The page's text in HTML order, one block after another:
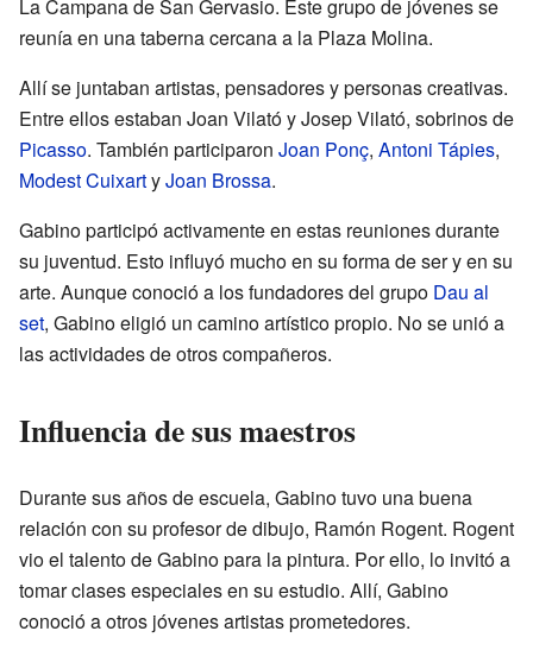
La Campana de San Gervasio. Este grupo de jóvenes se
reunía en una taberna cercana a la Plaza Molina.
Allí se juntaban artistas, pensadores y personas creativas.
Entre ellos estaban Joan Vilató y Josep Vilató, sobrinos de
Picasso. También participaron Joan Ponç, Antoni Tápies,
Modest CuixartyJoan Brossa.
Gabino participó activamente en estas reuniones durante
su juventud. Esto influyó mucho en su forma de ser y en su
arte. Aunque conoció a los fundadores del grupo Dau al
set, Gabino eligió un camino artístico propio. No se unió a
las actividades de otros compañeros.
Influencia de sus maestros
Durante sus años de escuela, Gabino tuvo una buena
relación con su profesor de dibujo, Ramón Rogent. Rogent
vio el talento de Gabino para la pintura. Por ello, lo invitó a
tomar clases especiales en su estudio. Allí, Gabino
conoció a otros jóvenes artistas prometedores.